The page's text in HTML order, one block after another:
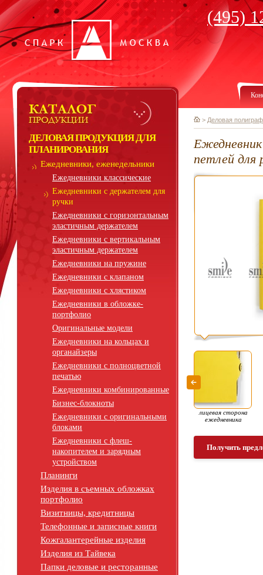
(495)
ДЕЛОВАЯ ПРОДУКЦИЯ ДЛЯ
ПЛАНИРОВАНИЯ
Ежедневники, еженедельники
Ежедневники классические
Ежедневники с держателем для
ручки
Ежедневники с горизонтальным
эластичным держателем
Ежедневники с вертикальным
эластичным держателем
Ежедневники на пружине
Ежедневники с клапаном
Ежедневники с хлястиком
Ежедневники в обложке-
портфолио
Оригинальные модели
Ежедневники на кольцах и
органайзеры
Ежедневники с полноцветной
печатью
Ежедневники комбинированные
Бизнес-блокноты
Ежедневники с оригинальными
блоками
Ежедневники с флеш-
накопителем и зарядным
устройством
Планинги
Изделия в съемных обложках
портфолио
Визитницы, кредитницы
Телефонные и записные книги
Кожгалантерейные изделия
Изделия из Тайвека
Папки деловые и ресторанные
> Деловая
петлей для
лицевая сторона
ежедневника
Получить